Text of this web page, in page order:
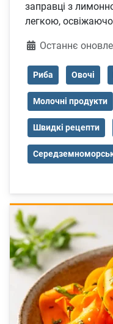
заправці з
легкою,
ДеталіОстаннє
Риба Овочі
Молочні продукти
Швидкі рецепти